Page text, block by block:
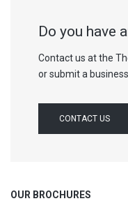
Do you have
Contact us at the
or submit a
CONTACT US
OUR BROCHURES